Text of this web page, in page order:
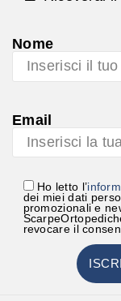
Nome
Email
Ho letto l’
dei miei dati
promozionali e
revocare il